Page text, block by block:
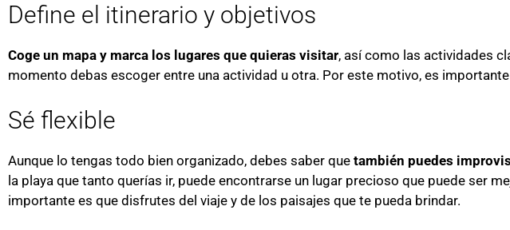
Define el itinerario y objetivos
Coge un mapa y marca los lugares que quieras visitar, así como las actividades
momento debas escoger entre una actividad u otra. Por este motivo, es
Sé flexible
Aunque lo tengas todo bien organizado, debes saber que también puedes
la playa que tanto querías ir, puede encontrarse un lugar precioso que puede ser
importante es que disfrutes del viaje y de los paisajes que te pueda brindar.